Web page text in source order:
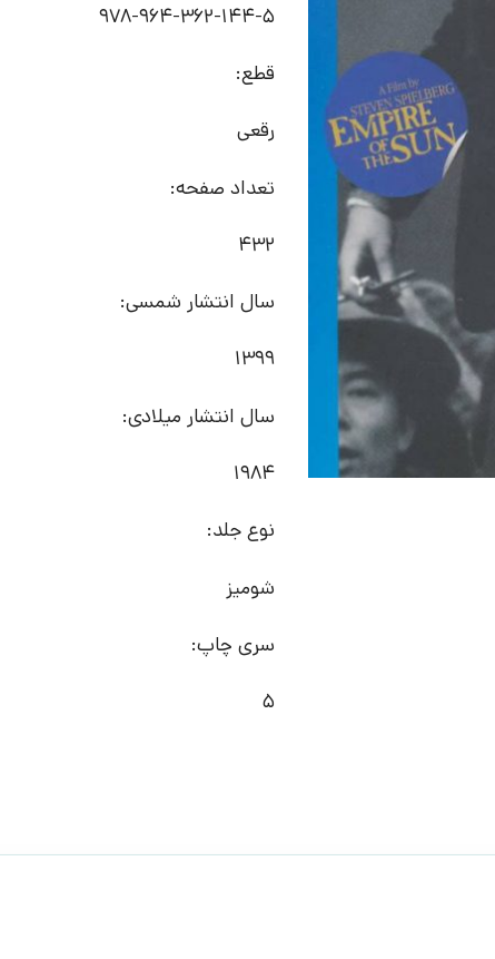
978-964-362-144-5
قطع:
رقعی
تعداد صفحه:
432
سال انتشار شمسی:
1399
سال انتشار میلادی:
1984
نوع جلد:
شومیز
سری چاپ:
5